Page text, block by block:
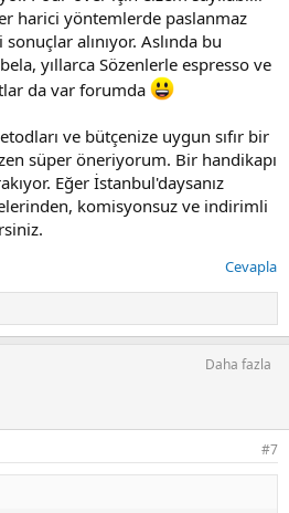
harici yöntemlerde paslanmaz
alınıyor. Aslında bu
yıllarca Sözenlerle espresso ve
da var forumda
ve bütçenize uygun sıfır bir
süper öneriyorum. Bir handikapı
Eğer İstanbul'daysanız
komisyonsuz ve indirimli
Cevapla
Daha fazla
#7